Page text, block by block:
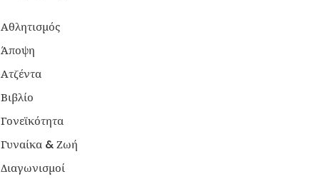
Αθλητισμός
Άποψη
Ατζέντα
Βιβλίο
Γονεϊκότητα
Γυναίκα & Ζωή
Διαγωνισμοί